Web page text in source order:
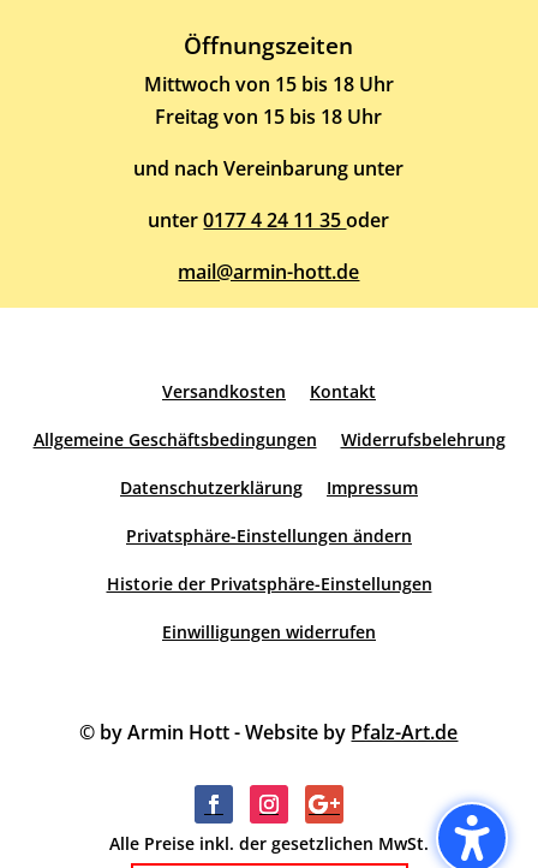
Öffnungszeiten
Mittwoch von 15 bis 18 Uhr
Freitag von 15 bis 18 Uhr
und nach Vereinbarung unter
unter0177 4 24 11 35oder
mail@armin-hott.de
Versandkosten Kontakt
Allgemeine Geschäftsbedingungen Widerrufsbelehrung
Datenschutzerklärung Impressum
Privatsphäre-Einstellungen ändern
Historie der Privatsphäre-Einstellungen
Einwilligungen widerrufen
© by Armin Hott - Website by Pfalz-Art.de
Alle Preise inkl. der gesetzlichen MwSt.